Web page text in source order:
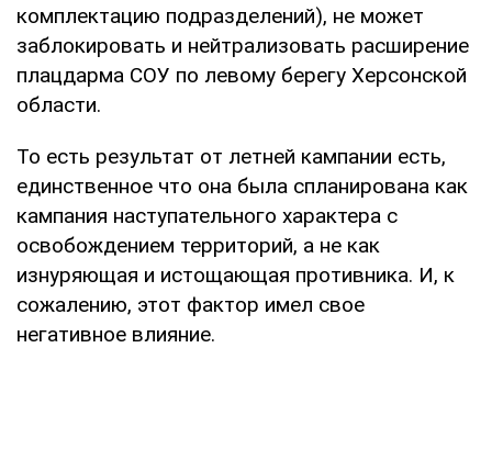
комплектацию подразделений), не может
заблокировать и нейтрализовать расширение
плацдарма СОУ по левому берегу Херсонской
области.
То есть результат от летней кампании есть,
единственное что она была спланирована как
кампания наступательного характера с
освобождением территорий, а не как
изнуряющая и истощающая противника. И, к
сожалению, этот фактор имел свое
негативное влияние.